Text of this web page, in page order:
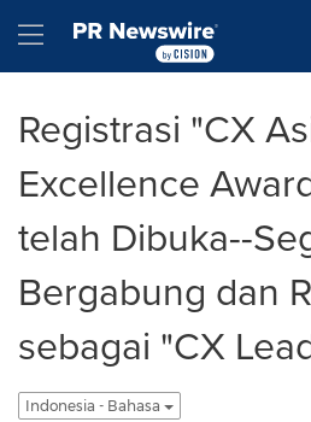
Hamburger menu
Registrasi "CX
Excellence
telah Dibuka--
Bergabung dan
sebagai "CX
Indonesia - Bahasa